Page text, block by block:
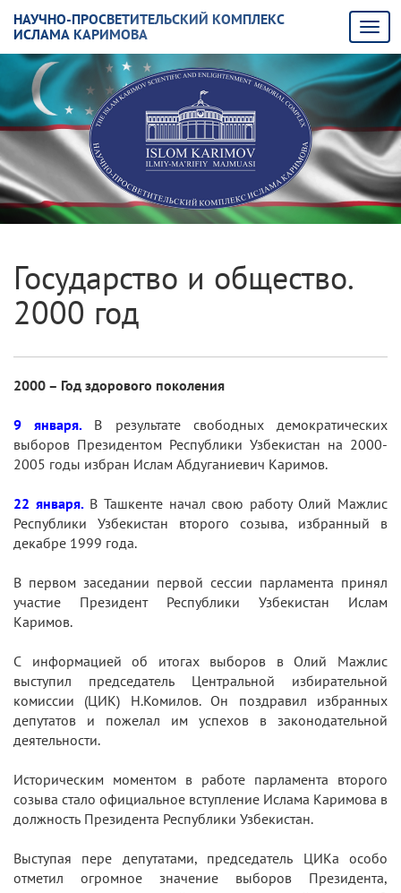
НАУЧНО-ПРОСВЕТИТЕЛЬСКИЙ КОМПЛЕКС
ИСЛАМА КАРИМОВА
Государство и общество.
2000 год
2000 – Год здорового поколения
9 января. В результате свободных демократических
выборов Президентом Республики Узбекистан на 2000-
2005 годы избран Ислам Абдуганиевич Каримов.
22 января.В Ташкенте начал свою работу Олий Мажлис
Республики Узбекистан второго созыва, избранный в
декабре 1999 года.
В первом заседании первой сессии парламента принял
участие Президент Республики Узбекистан Ислам
Каримов.
С информацией об итогах выборов в Олий Мажлис
выступил председатель Центральной избирательной
комиссии (ЦИК) Н.Комилов. Он поздравил избранных
депутатов и пожелал им успехов в законодательной
деятельности.
Историческим моментом в работе парламента второго
созыва стало официальное вступление Ислама Каримова в
должность Президента Республики Узбекистан.
Выступая пере депутатами, председатель ЦИКа особо
отметил огромное значение выборов Президента,